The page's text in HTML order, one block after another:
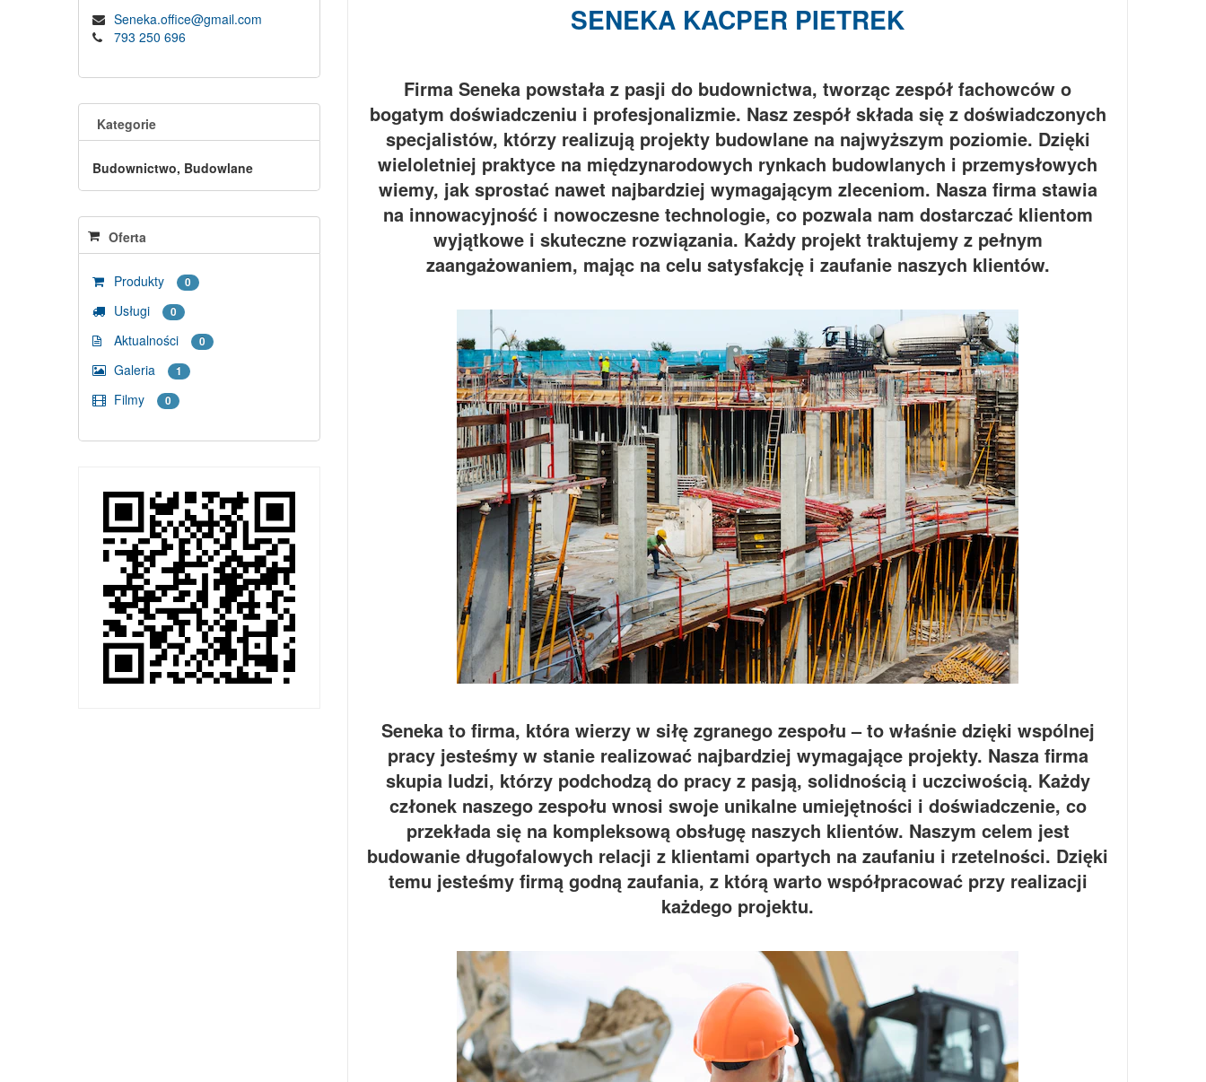
Seneka.office@gmail.com
793 250 696
Kategorie
Budownictwo, Budowlane
Oferta
Produkty 0
Usługi 0
Aktualności 0
Galeria 1
Filmy 0
SENEKA KACPER PIETREK
Firma Seneka powstała z pasji do budownictwa, tworząc zespół fachowców o
bogatym doświadczeniu i profesjonalizmie. Nasz zespół składa się z doświadczonych
specjalistów, którzy realizują projekty budowlane na najwyższym poziomie. Dzięki
wieloletniej praktyce na międzynarodowych rynkach budowlanych i przemysłowych
wiemy, jak sprostać nawet najbardziej wymagającym zleceniom. Nasza firma stawia
na innowacyjność i nowoczesne technologie, co pozwala nam dostarczać klientom
wyjątkowe i skuteczne rozwiązania. Każdy projekt traktujemy z pełnym
zaangażowaniem, mając na celu satysfakcję i zaufanie naszych klientów.
Seneka to firma, która wierzy w siłę zgranego zespołu – to właśnie dzięki wspólnej
pracy jesteśmy w stanie realizować najbardziej wymagające projekty. Nasza firma
skupia ludzi, którzy podchodzą do pracy z pasją, solidnością i uczciwością. Każdy
członek naszego zespołu wnosi swoje unikalne umiejętności i doświadczenie, co
przekłada się na kompleksową obsługę naszych klientów. Naszym celem jest
budowanie długofalowych relacji z klientami opartych na zaufaniu i rzetelności. Dzięki
temu jesteśmy firmą godną zaufania, z którą warto współpracować przy realizacji
każdego projektu.